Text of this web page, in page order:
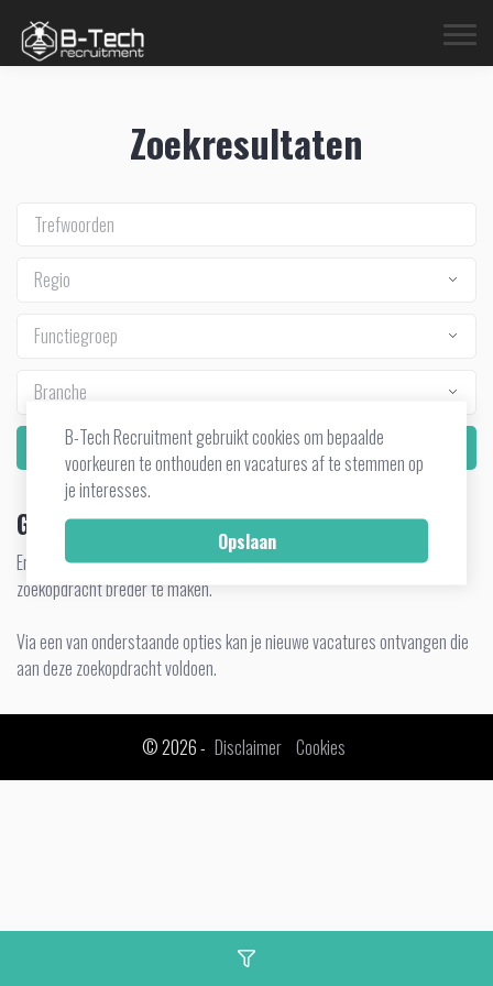
Zoekresultaten
Regio
Functiegroep
Branche
Zoek
Geen vacatures gevonden
Er zijn geen vacatures gevonden. Verwijder zoekcriteria om de
zoekopdracht breder te maken.
Via een van onderstaande opties kan je nieuwe vacatures ontvangen die
aan deze zoekopdracht voldoen.
© 2026 - Disclaimer Cookies
B-Tech Recruitment gebruikt cookies om bepaalde
voorkeuren te onthouden en vacatures af te stemmen op
je interesses.